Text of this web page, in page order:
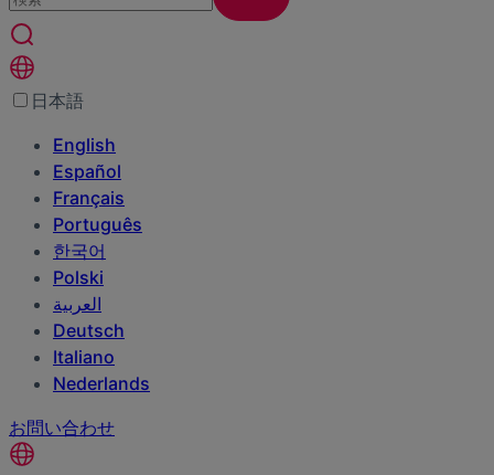
日本語
English
Español
Français
Português
한국어
Polski
العربية‏
Deutsch
Italiano
Nederlands
お問い合わせ